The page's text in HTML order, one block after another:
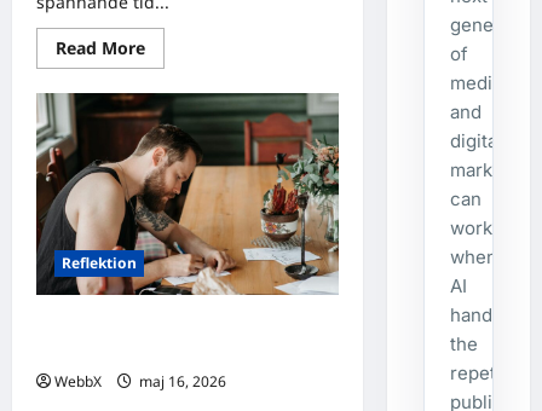
Read MoreRead
more
Världens
stora
evenemang
som
händer
idag
och
under
den
kommande
veckan
Reflektion
WebbX
maj 16, 2026
generation
of
media
and
digital
marketing
can
work
when
AI
handles
the
repetitive
publishing